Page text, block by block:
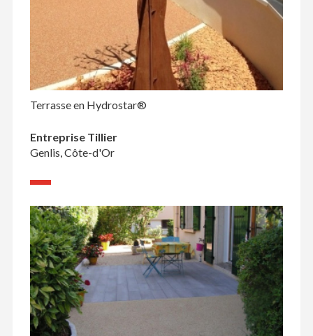
Terrasse en Hydrostar®
Entreprise Tillier
Genlis, Côte-d'Or